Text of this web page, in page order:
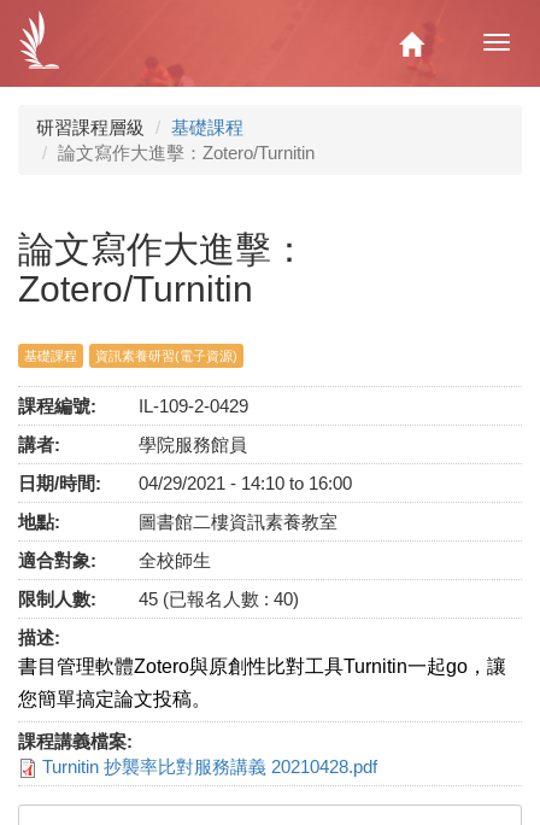
內
Home
研習課程層級
基礎課程
論文寫作大進擊：Zotero/Turnitin
論文寫作大進擊：
Zotero/Turnitin
基礎課程 資訊素養研習(電子資源)
課程編號:
IL-109-2-0429
講者:
學院服務館員
日期/時間:
04/29/2021 - 14:10 to 16:00
地點:
圖書館二樓資訊素養教室
適合對象:
全校師生
限制人數:
45 (已報名人數 : 40)
描述:
書目管理軟體Zotero與原創性比對工具Turnitin一起go，讓
您簡單搞定論文投稿。
課程講義檔案:
Turnitin 抄襲率比對服務講義 20210428.pdf